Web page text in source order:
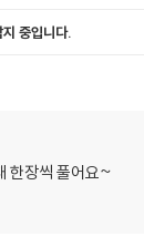
중입니다.
한장씩 풀어요~